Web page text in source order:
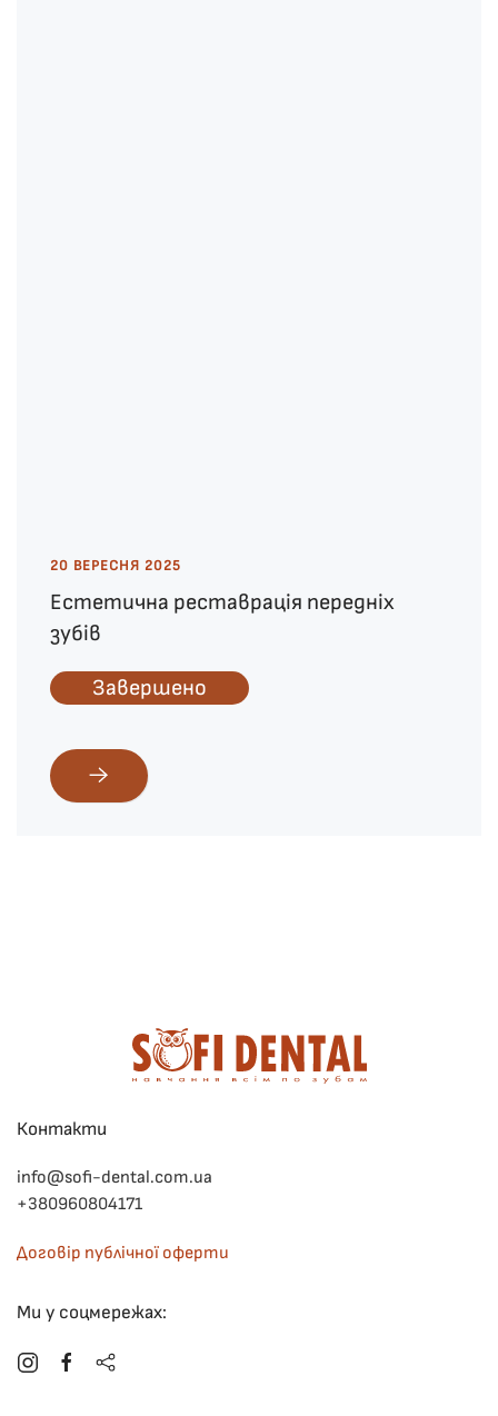
20 ВЕРЕСНЯ 2025
Естетична реставрація передніх
зубів
Завершено
Контакти
info@sofi-dental.com.ua
+380960804171
Договір публічної оферти
Ми у соцмережах: